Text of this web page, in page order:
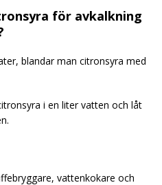
för avkalkning
blandar man citronsyra med
i en liter vatten och låt
vattenkokare och